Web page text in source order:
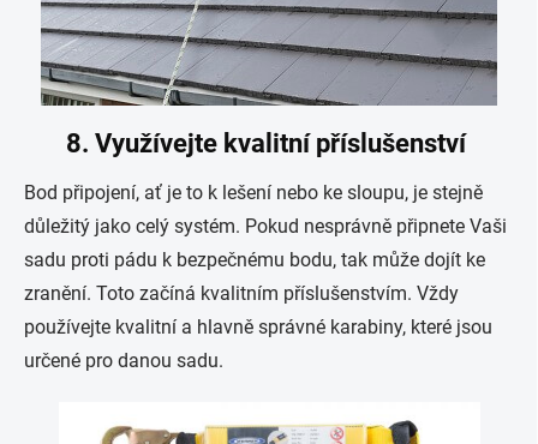
8. Využívejte kvalitní příslušenství
Bod připojení, ať je to k lešení nebo ke sloupu, je stejně
důležitý jako celý systém. Pokud nesprávně připnete Vaši
sadu proti pádu k bezpečnému bodu, tak může dojít ke
zranění. Toto začíná kvalitním příslušenstvím. Vždy
používejte kvalitní a hlavně správné karabiny, které jsou
určené pro danou sadu.